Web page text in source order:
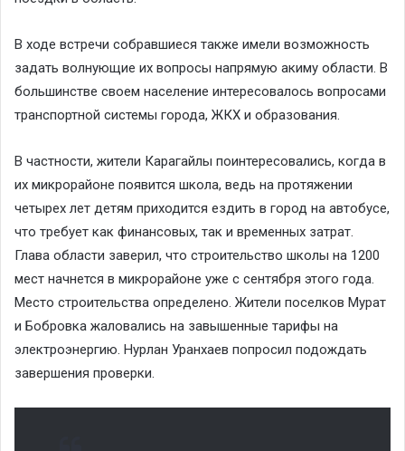
В ходе встречи собравшиеся также имели возможность
задать волнующие их вопросы напрямую акиму области. В
большинстве своем население интересовалось вопросами
транспортной системы города, ЖКХ и образования.
В частности, жители Карагайлы поинтересовались, когда в
их микрорайоне появится школа, ведь на протяжении
четырех лет детям приходится ездить в город на автобусе,
что требует как финансовых, так и временных затрат.
Глава области заверил, что строительство школы на 1200
мест начнется в микрорайоне уже с сентября этого года.
Место строительства определено. Жители поселков Мурат
и Бобровка жаловались на завышенные тарифы на
электроэнергию. Нурлан Уранхаев попросил подождать
завершения проверки.